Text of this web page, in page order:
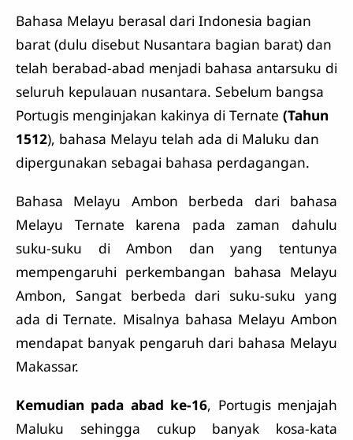
Bahasa Melayu berasal dari Indonesia bagian
barat (dulu disebut Nusantara bagian barat) dan
telah berabad-abad menjadi bahasa antarsuku di
seluruh kepulauan nusantara. Sebelum bangsa
Portugis menginjakan kakinya di Ternate (Tahun
1512), bahasa Melayu telah ada di Maluku dan
dipergunakan sebagai bahasa perdagangan.
Bahasa Melayu Ambon berbeda dari bahasa
Melayu Ternate karena pada zaman dahulu
suku-suku di Ambon dan yang tentunya
mempengaruhi perkembangan bahasa Melayu
Ambon, Sangat berbeda dari suku-suku yang
ada di Ternate. Misalnya bahasa Melayu Ambon
mendapat banyak pengaruh dari bahasa Melayu
Makassar.
Kemudian pada abad ke-16, Portugis menjajah
Maluku sehingga cukup banyak kosa-kata